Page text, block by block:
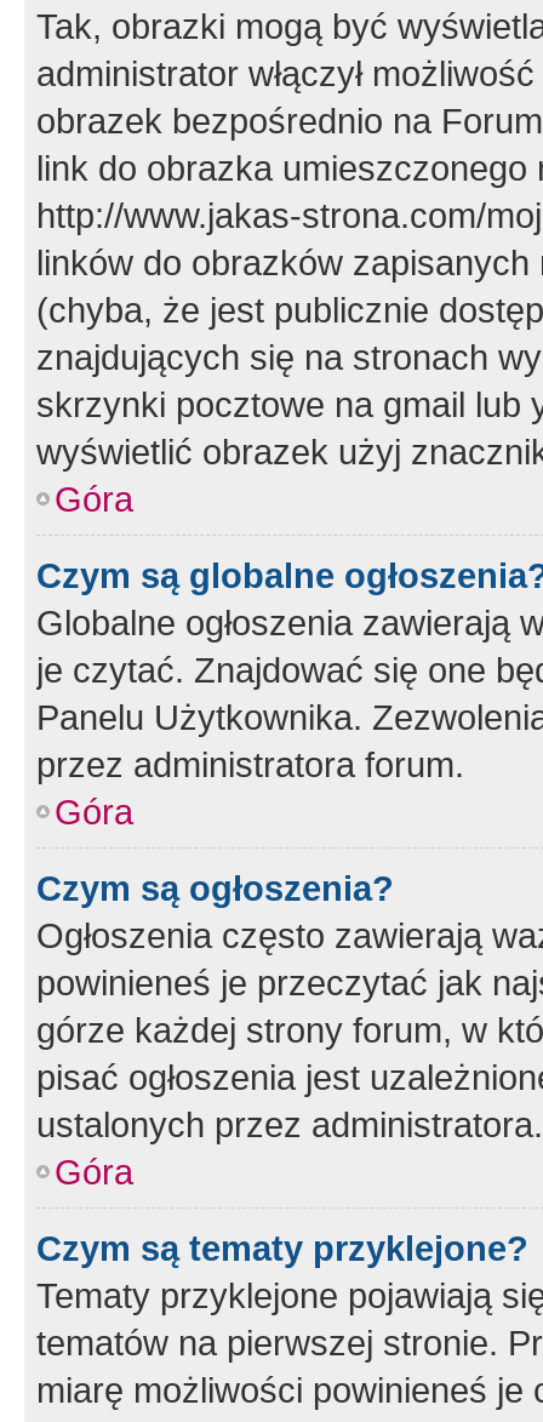
Tak, obrazki mogą być
administrator włączył
obrazek bezpośrednio na
link do obrazka
http://www.jakas-strona.com/
linków do obrazków
(chyba, że jest publicznie
znajdujących się na stronach
skrzynki pocztowe na gmail lub
wyświetlić obrazek użyj
Góra
Czym są globalne
Globalne ogłoszenia zawierają
je czytać. Znajdować się one
Panelu Użytkownika.
przez administratora forum.
Góra
Czym są ogłoszenia?
Ogłoszenia często zawierają
powinieneś je przeczytać jak
górze każdej strony forum, w
pisać ogłoszenia jest
ustalonych przez administratora.
Góra
Czym są tematy przyklejone?
Tematy przyklejone pojawiają
tematów na pierwszej stronie.
miarę możliwości powinieneś je